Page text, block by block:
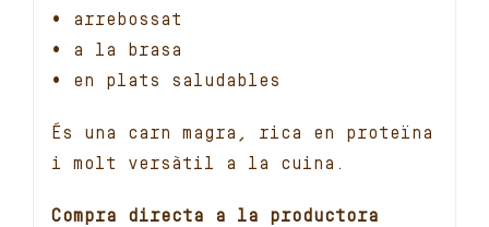
• arrebossat
• a la brasa
• en plats saludables
És una carn magra, rica en proteïna
i molt versàtil a la cuina.
Compra directa a la productora